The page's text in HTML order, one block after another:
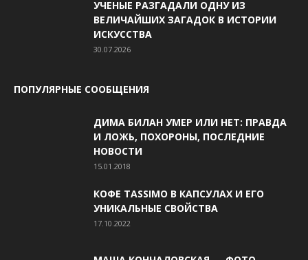
УЧЕНЫЕ РАЗГАДАЛИ ОДНУ ИЗ
ВЕЛИЧАЙШИХ ЗАГАДОК В ИСТОРИИ
ИСКУССТВА
30.07.2026
ПОПУЛЯРНЫЕ СООБЩЕНИЯ
ДИМА БИЛАН УМЕР ИЛИ НЕТ: ПРАВДА
И ЛОЖЬ, ПОХОРОНЫ, ПОСЛЕДНИЕ
НОВОСТИ
15.01.2018
КОФЕ TASSIMO В КАПСУЛАХ И ЕГО
УНИКАЛЬНЫЕ СВОЙСТВА
17.10.2022